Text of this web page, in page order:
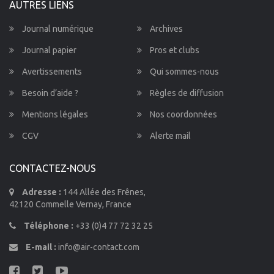
AUTRES LIENS
Journal numérique Archives
Journal papier Pros et clubs
Avertissements Qui sommes-nous
Besoin d’aide ? Règles de diffusion
Mentions légales Nos coordonnées
CGV Alerte mail
CONTACTEZ-NOUS
Adresse : 144 Allée des Frênes,
42120 Commelle Vernay, France
Téléphone : +33 (0)4 77 72 32 25
E-mail : info@air-contact.com